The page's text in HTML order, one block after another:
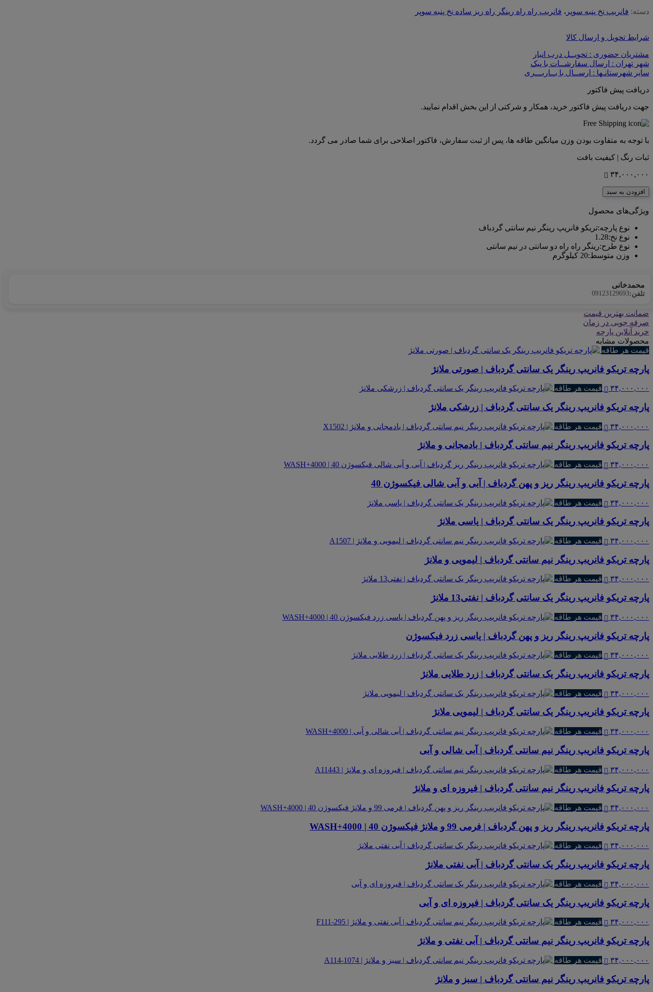
دسته: فانریپ نخ پنبه سوپر ، فانریپ راه راه رینگر راه ریز ساده نخ پنبه سوپر
شرایط تحویل و ارسال کالا
مشتریان حضوری : تحویــل درب انبار
شهر تهران : ارسال سفارشــات با پیک
سایر شهرستانـها : ارســال با بــاربـــری
دریافت پیش فاکتور
جهت دریافت پیش فاکتور خرید، همکار و شرکتی از این بخش اقدام نمایید.
با توجه به متفاوت بودن وزن میانگین طاقه ها، پس از ثبت سفارش، فاکتور اصلاحی برای شما صادر می گردد.
ثبات رنگ | کیفیت بافت
۳۴,۰۰۰,۰۰۰
افزودن به سبد
ویژگی‌های محصول
نوع پارچه:تریکو فانریپ رینگر نیم سانتی گردباف
نوع نخ:
1.28
نوع طرح:رینگر راه راه دو سانتی در نیم سانتی
وزن متوسط:20 کیلوگرم
محمدخانی
تلفن:09123129693
ضمانت بهترین قیمت
صرفه جویی در زمان
خرید آنلاین پارچه
محصولات مشابه
قیمت هر طاقه
پارچه تریکو فانریپ رینگر یک سانتی گردباف | صورتی ملانژ
۳۴,۰۰۰,۰۰۰ قیمت هر طاقه
پارچه تریکو فانریپ رینگر یک سانتی گردباف | زرشکی ملانژ
۳۴,۰۰۰,۰۰۰ قیمت هر طاقه
پارچه تریکو فانریپ رینگر نیم سانتی گردباف | بادمجانی و ملانژ
۳۴,۰۰۰,۰۰۰ قیمت هر طاقه
پارچه تریکو فانریپ رینگر ریز و پهن گردباف | آبی و آبی شالی فیکسوژن 40
۳۴,۰۰۰,۰۰۰ قیمت هر طاقه
پارچه تریکو فانریپ رینگر یک سانتی گردباف | یاسی ملانژ
۳۴,۰۰۰,۰۰۰ قیمت هر طاقه
پارچه تریکو فانریپ رینگر نیم سانتی گردباف | لیمویی و ملانژ
۳۴,۰۰۰,۰۰۰ قیمت هر طاقه
پارچه تریکو فانریپ رینگر یک سانتی گردباف | نفتی13 ملانژ
۳۴,۰۰۰,۰۰۰ قیمت هر طاقه
پارچه تریکو فانریپ رینگر ریز و پهن گردباف | یاسی زرد فیکسوژن
۳۴,۰۰۰,۰۰۰ قیمت هر طاقه
پارچه تریکو فانریپ رینگر یک سانتی گردباف | زرد طلایی ملانژ
۳۴,۰۰۰,۰۰۰ قیمت هر طاقه
پارچه تریکو فانریپ رینگر یک سانتی گردباف | لیمویی ملانژ
۳۴,۰۰۰,۰۰۰ قیمت هر طاقه
پارچه تریکو فانریپ رینگر نیم سانتی گردباف | آبی شالی و آبی
۳۴,۰۰۰,۰۰۰ قیمت هر طاقه
پارچه تریکو فانریپ رینگر نیم سانتی گردباف | فیروزه ای و ملانژ
۳۴,۰۰۰,۰۰۰ قیمت هر طاقه
پارچه تریکو فانریپ رینگر ریز و پهن گردباف | فرمی 99 و ملانژ فیکسوژن 40 | WASH+4000
۳۴,۰۰۰,۰۰۰ قیمت هر طاقه
پارچه تریکو فانریپ رینگر یک سانتی گردباف | آبی نفتی ملانژ
۳۴,۰۰۰,۰۰۰ قیمت هر طاقه
پارچه تریکو فانریپ رینگر یک سانتی گردباف | فیروزه ای و آبی
۳۴,۰۰۰,۰۰۰ قیمت هر طاقه
پارچه تریکو فانریپ رینگر نیم سانتی گردباف | آبی نفتی و ملانژ
۳۴,۰۰۰,۰۰۰ قیمت هر طاقه
پارچه تریکو فانریپ رینگر نیم سانتی گردباف | سبز و ملانژ